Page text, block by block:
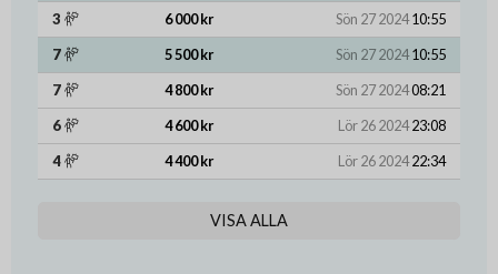
3
6 000 kr Sön 27 202410:55
7
5 500 kr Sön 27 202410:55
7
4 800 kr Sön 27 202408:21
6
4 600 kr Lör 26 202423:08
4
4 400 kr Lör 26 202422:34
VISA ALLA